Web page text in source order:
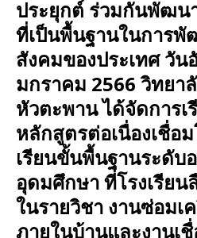
ประยุกต์ ร่วมกันพัฒน
ที่เป็นพื้นฐานในการพั
สังคมของประเทศ วัน
มกราคม 2566 วิทยา
หัวตะพาน ได้จัดการเ
หลักสูตรต่อเนื่องเชื่อ
เรียนขั้นพื้นฐานระดับ
อุดมศึกษา ที่โรงเรีย
ในรายวิชา งานซ่อมเ
ภายในบ้านและงานเ